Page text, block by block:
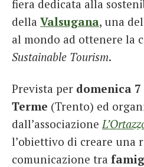
fiera dedicata alla
della Valsugana, una
al mondo ad ottenere la
Sustainable Tourism.
Prevista per domenica
Terme (Trento) ed
dall’associazione
l’obiettivo di creare una
comunicazione tra